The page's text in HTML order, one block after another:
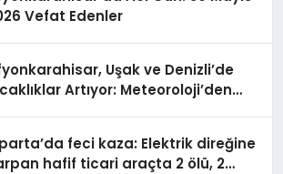
Vefat Edenler
Uşak ve Denizli’de
Artıyor: Meteoroloji’den
feci kaza: Elektrik direğine
hafif ticari araçta 2 ölü, 2